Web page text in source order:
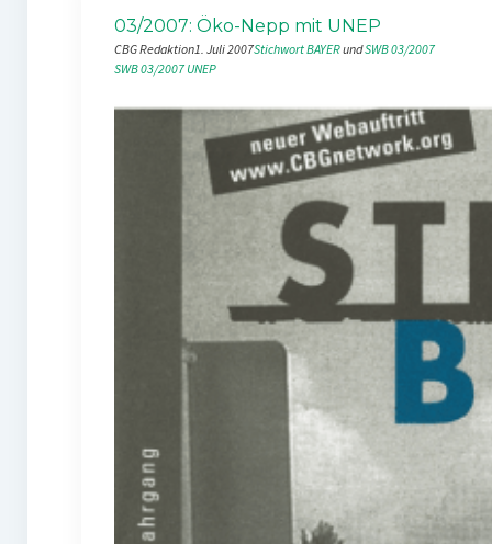
03/2007: Öko-Nepp mit UNEP
CBG Redaktion1. Juli 2007Stichwort BAYER und SWB 03/2007
SWB 03/2007 UNEP